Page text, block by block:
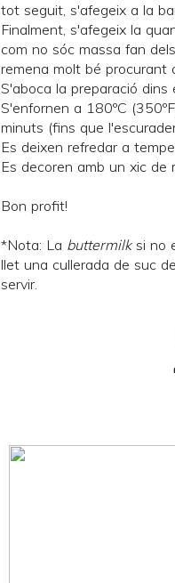
tot seguit, s'afegeix a la
Finalment, s'afegeix la
com no sóc massa fan
remena molt bé procurant
S'aboca la preparació
S'enfornen a 180ºC
minuts (fins que
Es deixen refredar a
Es decoren amb un xic de
Bon profit!
*Nota: La buttermilksi no
llet una cullerada de suc
servir.